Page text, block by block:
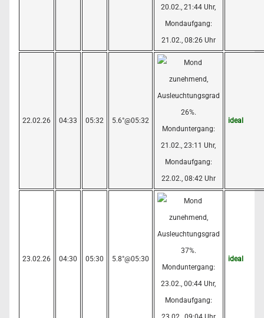
22.02.26 04:33 05:32 5.6°@05:32 ideal
23.02.26 04:30 05:30 5.8°@05:30 ideal